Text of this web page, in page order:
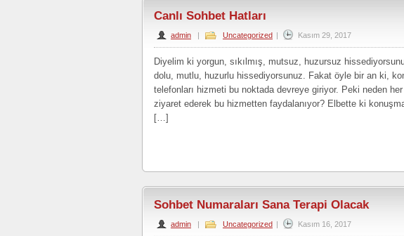
Canlı Sohbet Hatları
admin | Uncategorized | Kasım 29, 2017
Diyelim ki yorgun, sıkılmış, mutsuz, huzursuz
dolu, mutlu, huzurlu hissediyorsunuz. Fakat öyle bir an ki,
telefonları hizmeti bu noktada devreye giriyor. Peki neden
ziyaret ederek bu hizmetten faydalanıyor? Elbette ki
[…]
Sohbet Numaraları Sana Terapi Olacak
admin | Uncategorized | Kasım 16, 2017